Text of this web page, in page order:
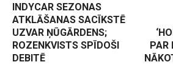
INDYCAR SEZONAS
ATKLĀŠANAS SACĪKSTĒ
UZVAR ŅŪGĀRDENS;
ROZENKVISTS SPĪDOŠI
DEBITĒ
PAR